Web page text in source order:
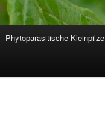
Phytoparasitische Kleinpilze